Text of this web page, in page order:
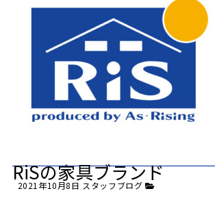
RiSの家具ブランド
2021年10月8日 スタッフブログ